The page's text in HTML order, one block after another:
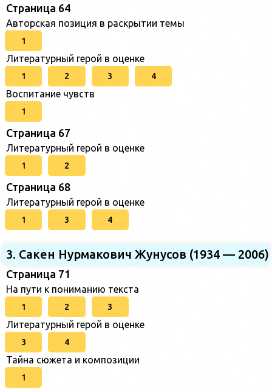
Страница 64
Авторская позиция в раскрытии темы
1
Литературный герой в оценке
1 2 3 4
Воспитание чувств
1
Страница 67
Литературный герой в оценке
1 2
Страница 68
Литературный герой в оценке
1 3 4
3. Сакен Нурмакович Жунусов (1934 — 2006)
Страница 71
На пути к пониманию текста
1 2 3
Литературный герой в оценке
3 4
Тайна сюжета и композиции
1